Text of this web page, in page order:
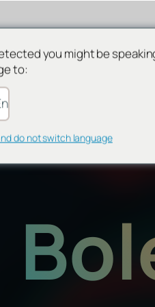
you might be
to:
do not switch language